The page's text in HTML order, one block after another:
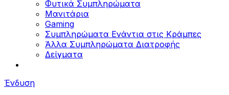
Φυτικά Συμπληρώματα
Μανιτάρια
Gaming
Συμπληρώματα Ενάντια στις Κράμπες
Άλλα Συμπληρώματα Διατροφής
Δείγματα
Ένδυση